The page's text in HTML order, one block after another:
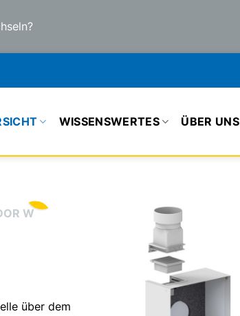
WISSENSWERTES ÜBER UNS
W
über dem